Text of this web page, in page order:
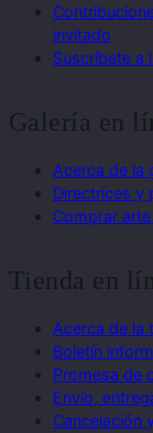
invitado
Suscríbete a
Galería en
Acerca de la
Directrices y
Comprar
Tienda en
Acerca de la
Boletín
Promesa de
Envío,
Cancelación